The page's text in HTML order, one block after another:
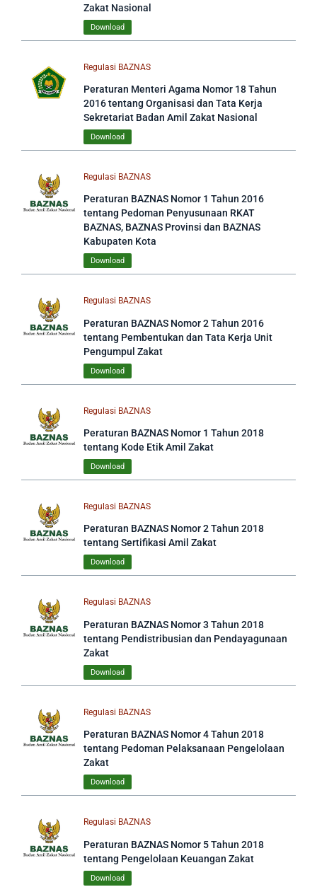
Zakat Nasional
Download
Regulasi BAZNAS
Peraturan Menteri Agama Nomor 18 Tahun
2016 tentang Organisasi dan Tata Kerja
Sekretariat Badan Amil Zakat Nasional
Download
Regulasi BAZNAS
Peraturan BAZNAS Nomor 1 Tahun 2016
tentang Pedoman Penyusunaan RKAT
BAZNAS, BAZNAS Provinsi dan BAZNAS
Kabupaten Kota
Download
Regulasi BAZNAS
Peraturan BAZNAS Nomor 2 Tahun 2016
tentang Pembentukan dan Tata Kerja Unit
Pengumpul Zakat
Download
Regulasi BAZNAS
Peraturan BAZNAS Nomor 1 Tahun 2018
tentang Kode Etik Amil Zakat
Download
Regulasi BAZNAS
Peraturan BAZNAS Nomor 2 Tahun 2018
tentang Sertifikasi Amil Zakat
Download
Regulasi BAZNAS
Peraturan BAZNAS Nomor 3 Tahun 2018
tentang Pendistribusian dan Pendayagunaan
Zakat
Download
Regulasi BAZNAS
Peraturan BAZNAS Nomor 4 Tahun 2018
tentang Pedoman Pelaksanaan Pengelolaan
Zakat
Download
Regulasi BAZNAS
Peraturan BAZNAS Nomor 5 Tahun 2018
tentang Pengelolaan Keuangan Zakat
Download